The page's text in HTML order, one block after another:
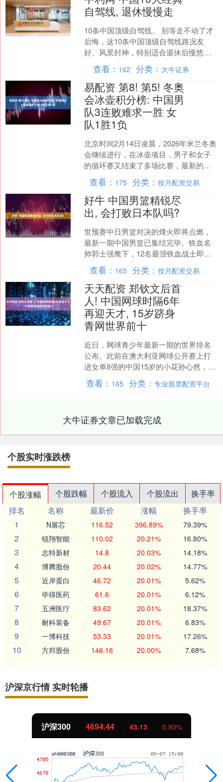
自驾线, 退休慢慢走
10条中国顶级自驾线。 别等走不动了才
后悔，这10条中国顶级自驾线路况友
好、风景封神，特别适合退休后慢悠悠
走，去过3条就算资深玩家。 ·318川藏
线：中国人的景....
查看： 162 分类： 大牛证券
易配资 第8! 第5! 冬奥
会冰壶积分榜: 中国男
队3连败难求一胜 女
队1胜1负
北京时间2月14日凌晨，2026年米兰冬奥
会继续进行，在冰壶项目，男子和女子
的循环赛又结束了多场比赛，最新的积
分榜也出炉！这其中，中国男队排名第8
位、遭遇了3连....
查看： 175 分类：按月配资交易
好牛 中国男篮精锐尽
出, 会打败日本队吗?
世预赛中日男篮对决的烽火即将点燃，
最新一期中国男篮已集结完毕。铁血名
帅郭士强麾下，12名最强铁血战士即将
呼之欲出。这是一支融合了老将经验与
新人冲击力，兼具高度、....
查看： 165 分类：按月配资交易
天天配资 郑钦文后首
人! 中国网球时隔6年
再迎天才, 15岁跻身
青网世界前十
近日，网球青少年最新一期的世界排名
公布。此前在澳大利亚网球公开赛上打
进女单8强的中国15岁的小花孙心然，首
次跻身世界女单前十！消息一传出，也
引来了球迷以及媒体的....
查看： 165 分类：专业股票配资平台
大牛证券文章已加载完成
个股实时涨跌榜
个股涨幅 个股跌幅 个股流入 个股流出
换手率
排名
名称 最新价 涨幅
换手率
1
N展芯 116.52 396.89% 79.39%
2 锐翔智能 110.02 20.21% 16.80%
3 志特新材 14.8 20.03% 14.18%
4 博腾股份 20.44 20.02% 14.77%
5 近岸蛋白 46.72 20.01% 5.62%
6 毕得医药 61.6 20.01% 6.12%
7 五洲医疗 83.62 20.01% 18.37%
8 耐科装备 49.67 20.01% 6.83%
9 一博科技 53.33 20.01% 17.26%
10 方邦股份 146.16 20.00% 7.68%
沪深京行情 实时轮播
北证50 1134.24 11.37 1.01%